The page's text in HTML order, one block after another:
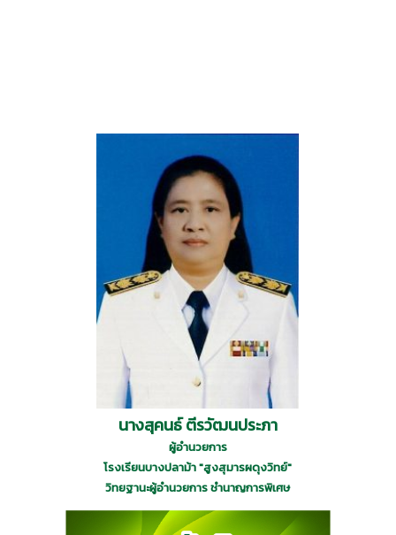
นางสุคนธ์ ตีรวัฒนประภา
ผู้อำนวยการ
โรงเรียนบางปลาม้า "สูงสุมารผดุงวิทย์"
วิทยฐานะผู้อำนวยการ ชำนาญการพิเศษ